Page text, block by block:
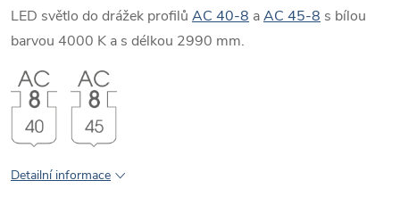
LED světlo do drážek profilů AC 40-8 aAC 45-8 s bílou
barvou 4000 K a s délkou 2990 mm.
Detailní informace